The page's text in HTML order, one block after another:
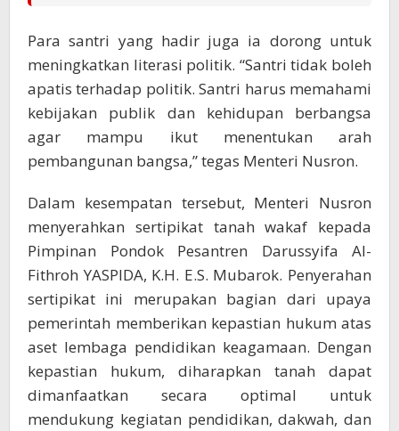
Para santri yang hadir juga ia dorong untuk
meningkatkan literasi politik. “Santri tidak boleh
apatis terhadap politik. Santri harus memahami
kebijakan publik dan kehidupan berbangsa
agar mampu ikut menentukan arah
pembangunan bangsa,” tegas Menteri Nusron.
Dalam kesempatan tersebut, Menteri Nusron
menyerahkan sertipikat tanah wakaf kepada
Pimpinan Pondok Pesantren Darussyifa Al-
Fithroh YASPIDA, K.H. E.S. Mubarok. Penyerahan
sertipikat ini merupakan bagian dari upaya
pemerintah memberikan kepastian hukum atas
aset lembaga pendidikan keagamaan. Dengan
kepastian hukum, diharapkan tanah dapat
dimanfaatkan secara optimal untuk
mendukung kegiatan pendidikan, dakwah, dan